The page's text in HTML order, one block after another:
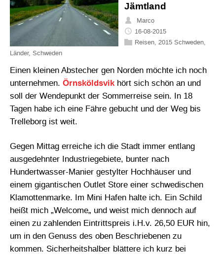
Jämtland
Marco
16-08-2015
Reisen 2015 Schweden
Länder, Schweden
Einen kleinen Abstecher gen Norden möchte ich noch
unternehmen. Örnsköldsvikhört sich schön an und
soll der Wendepunkt der Sommerreise sein. In 18
Tagen habe ich eine Fähre gebucht und der Weg bis
Trelleborg ist weit.
Gegen Mittag erreiche ich die Stadt immer entlang
ausgedehnter Industriegebiete, bunter nach
Hundertwasser-Manier gestylter Hochhäuser und
einem gigantischen Outlet Store einer schwedischen
Klamottenmarke. Im Mini Hafen halte ich. Ein Schild
heißt mich „Welcome„ und weist mich dennoch auf
einen zu zahlenden Eintrittspreis i.H.v. 26,50 EUR hin,
um in den Genuss des oben Beschriebenen zu
kommen. Sicherheitshalber blättere ich kurz bei